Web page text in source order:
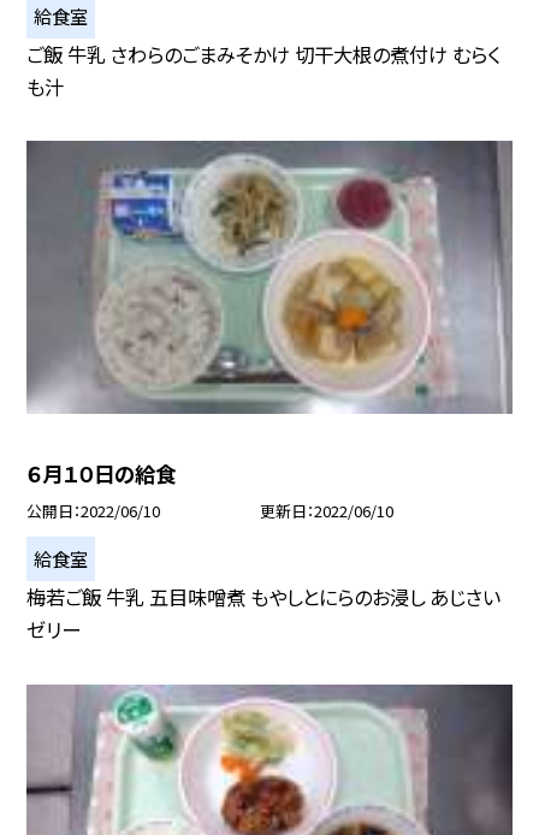
給食室
ご飯 牛乳 さわらのごまみそかけ 切干大根の煮付け むらく
も汁
６月１０日の給食
公開日 2022/06/10 更新日 2022/06/10
給食室
梅若ご飯 牛乳 五目味噌煮 もやしとにらのお浸し あじさい
ゼリー